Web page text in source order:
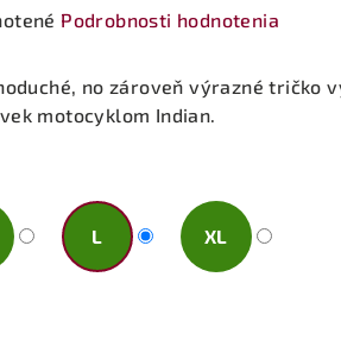
Podrobnosti hodnotenia
no zároveň výrazné tričko
motocyklom Indian.
L XL